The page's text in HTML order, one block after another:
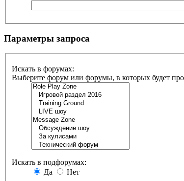
Параметры запроса
Искать в форумах:
Выберите форум или форумы, в которых будет
Искать в подфорумах:
Да
Нет